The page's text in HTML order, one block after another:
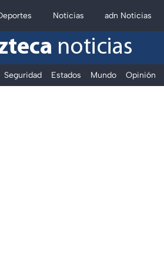
Noticias adn Noticias
noticias
Seguridad Estados Mundo Opinión